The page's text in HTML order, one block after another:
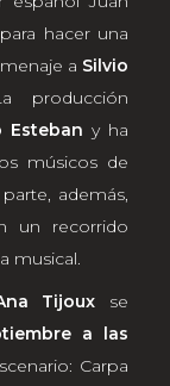
hacer una
a Silvio
producción
Esteban y ha
músicos de
además,
un recorrido
musical.
Tijoux se
a las
Carpa